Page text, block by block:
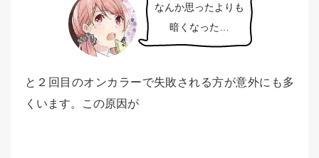
なんか思ったよりも
暗くなった…
と２回目のオンカラーで失敗される方が意外にも多
くいます。この原因が